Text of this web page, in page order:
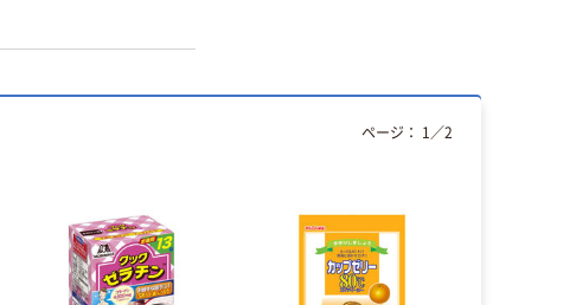
ページ： 1 ／2